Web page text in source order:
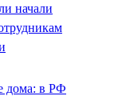
начали
дома: в РФ